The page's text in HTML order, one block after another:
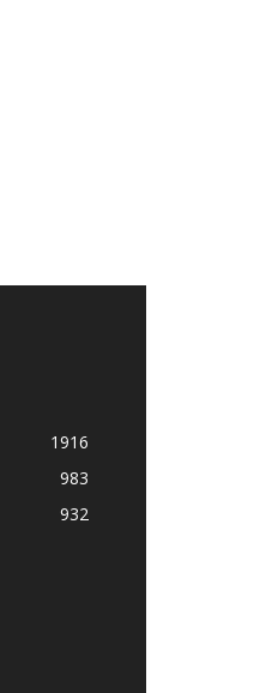
1916
983
932